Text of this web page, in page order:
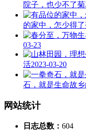
院子，也少不了菊
的家中，怎少得
03-23
活2023-03-20
石，就是生命故
网站统计
日志总数： 604